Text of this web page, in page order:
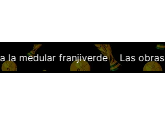
Las obras del nuevo Coliseum ya